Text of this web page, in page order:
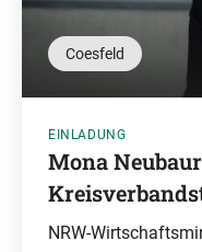
Coesfeld
EINLADUNG
Mona
NRW-